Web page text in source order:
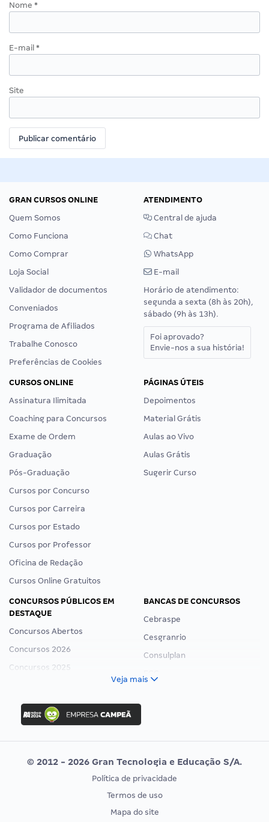
Nome *
E-mail *
Site
GRAN CURSOS ONLINE
Quem Somos
Como Funciona
Como Comprar
Loja Social
Validador de documentos
Conveniados
Programa de Afiliados
Trabalhe Conosco
Preferências de Cookies
ATENDIMENTO
Central de ajuda
Chat
WhatsApp
E-mail
Horário de atendimento:
segunda a sexta (8h às 20h),
sábado (9h às 13h).
Foi aprovado?
Envie-nos a sua história!
CURSOS ONLINE
Assinatura Ilimitada
Coaching para Concursos
Exame de Ordem
Graduação
Pós-Graduação
Cursos por Concurso
Cursos por Carreira
Cursos por Estado
Cursos por Professor
Oficina de Redação
Cursos Online Gratuitos
PÁGINAS ÚTEIS
Depoimentos
Material Grátis
Aulas ao Vivo
Aulas Grátis
Sugerir Curso
CONCURSOS PÚBLICOS EM
DESTAQUE
Concursos Abertos
Concursos 2026
Concursos 2025
Concurso Ibama
Concurso MPU
Editais publicados
BANCAS DE CONCURSOS
Cebraspe
Cesgranrio
Consulplan
Vunesp
CONCURSOS POR PROFISSÃO
EXAME DE ORDEM
Veja mais
© 2012 - 2026 Gran Tecnologia e Educação S/A.
Política de privacidade
Termos de uso
Mapa do site